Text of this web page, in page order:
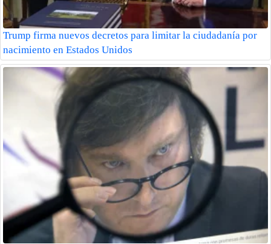
Trump firma nuevos decretos para limitar la ciudadanía por
nacimiento en Estados Unidos